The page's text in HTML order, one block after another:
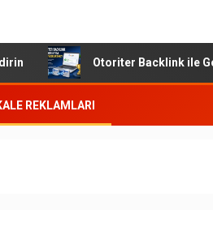
Otoriter Backlink ile
REKLAMLARI